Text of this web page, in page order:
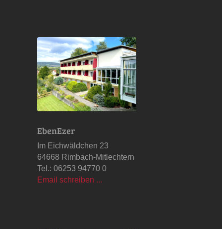
EbenEzer
Im Eichwäldchen 23
64668 Rimbach-Mitlechtern
Tel.: 06253 94770 0
Email schreiben ...